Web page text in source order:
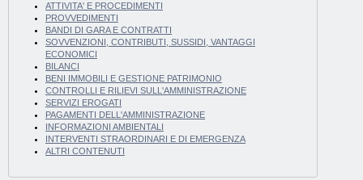
ATTIVITA' E PROCEDIMENTI
PROVVEDIMENTI
BANDI DI GARA E CONTRATTI
SOVVENZIONI, CONTRIBUTI, SUSSIDI, VANTAGGI
ECONOMICI
BILANCI
BENI IMMOBILI E GESTIONE PATRIMONIO
CONTROLLI E RILIEVI SULL'AMMINISTRAZIONE
SERVIZI EROGATI
PAGAMENTI DELL'AMMINISTRAZIONE
INFORMAZIONI AMBIENTALI
INTERVENTI STRAORDINARI E DI EMERGENZA
ALTRI CONTENUTI